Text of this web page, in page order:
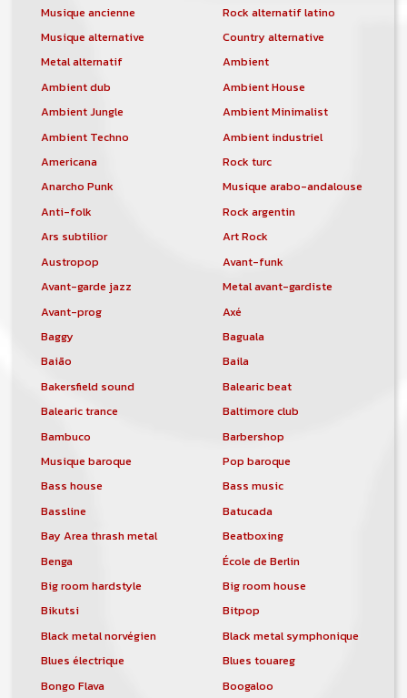
Musique ancienne
Rock alternatif latino
Musique alternative
Country alternative
Metal alternatif
Ambient
Ambient dub
Ambient House
Ambient Jungle
Ambient Minimalist
Ambient Techno
Ambient industriel
Americana
Rock turc
Anarcho Punk
Musique arabo-andalouse
Anti-folk
Rock argentin
Ars subtilior
Art Rock
Austropop
Avant-funk
Avant-garde jazz
Metal avant-gardiste
Avant-prog
Axé
Baggy
Baguala
Baião
Baila
Bakersfield sound
Balearic beat
Balearic trance
Baltimore club
Bambuco
Barbershop
Musique baroque
Pop baroque
Bass house
Bass music
Bassline
Batucada
Bay Area thrash metal
Beatboxing
Benga
École de Berlin
Big room hardstyle
Big room house
Bikutsi
Bitpop
Black metal norvégien
Black metal symphonique
Blues électrique
Blues touareg
Bongo Flava
Boogaloo